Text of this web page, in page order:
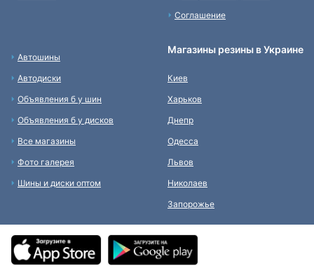
Соглашение
Автошины
Автодиски
Объявления б у шин
Объявления б у дисков
Все магазины
Фото галерея
Шины и диски оптом
Магазины резины в Украине
Киев
Харьков
Днепр
Одесса
Львов
Николаев
Запорожье